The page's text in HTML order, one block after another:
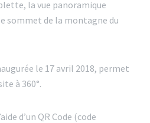
la vue panoramique
sommet de la montagne du
le 17 avril 2018, permet
à 360°.
d’un QR Code (code